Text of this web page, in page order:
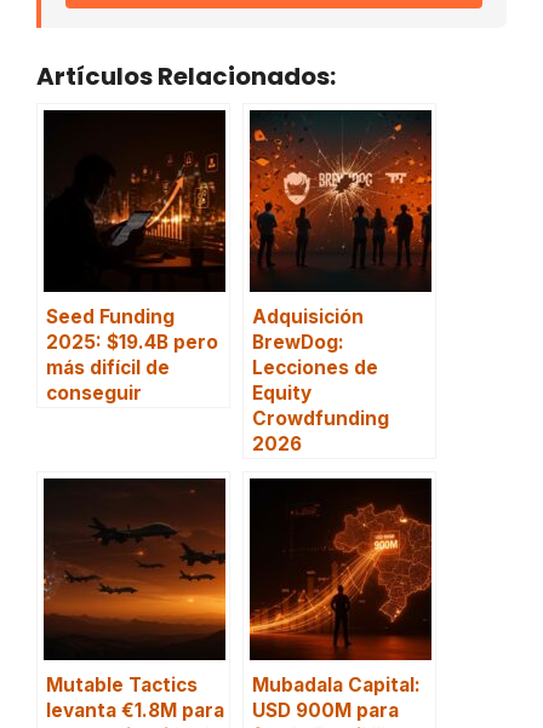
Artículos Relacionados:
Seed Funding
2025: $19.4B pero
más difícil de
conseguir
Adquisición
BrewDog:
Lecciones de
Equity
Crowdfunding
2026
Mutable Tactics
levanta €1.8M para
Mubadala Capital:
USD 900M para